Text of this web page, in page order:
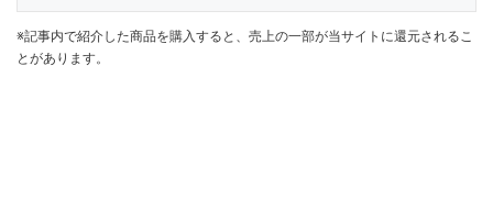
※記事内で紹介した商品を購入すると、売上の一部が当サイトに還元されるこ
とがあります。